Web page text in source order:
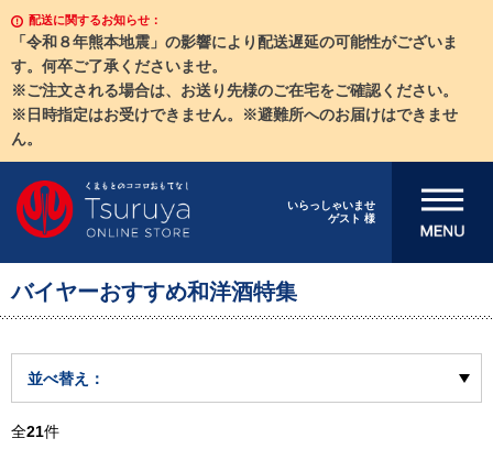
配送に関するお知らせ：
「令和８年熊本地震」の影響により配送遅延の可能性がございま
す。何卒ご了承くださいませ。
※ご注文される場合は、お送り先様のご在宅をご確認ください。
※日時指定はお受けできません。※避難所へのお届けはできませ
ん。
いらっしゃいませ
ゲスト 様
メニューを開
バイヤーおすすめ和洋酒特集
並べ替え：
全21件